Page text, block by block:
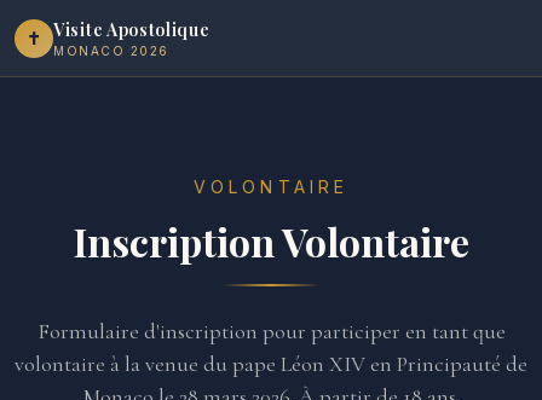
✝︎ Visite Apostolique
MONACO 2026
VOLONTAIRE
Inscription Volontaire
Formulaire d'inscription pour participer en tant que
volontaire à la venue du pape Léon XIV en Principauté de